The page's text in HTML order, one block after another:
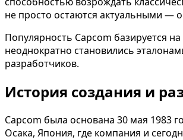
не просто остаются актуальными —
Популярность Capcom базируется
неоднократно становились
разработчиков.
История создания и
Capcom была основана 30 мая 1983
Осака, Япония, где компания и